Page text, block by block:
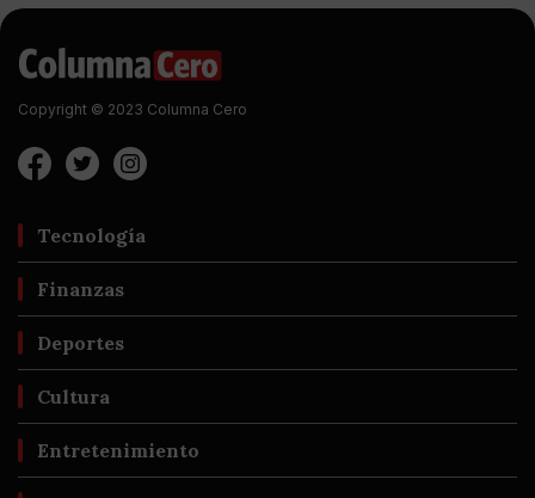
Copyright © 2023 Columna Cero
Tecnología
Finanzas
Deportes
Cultura
Entretenimiento